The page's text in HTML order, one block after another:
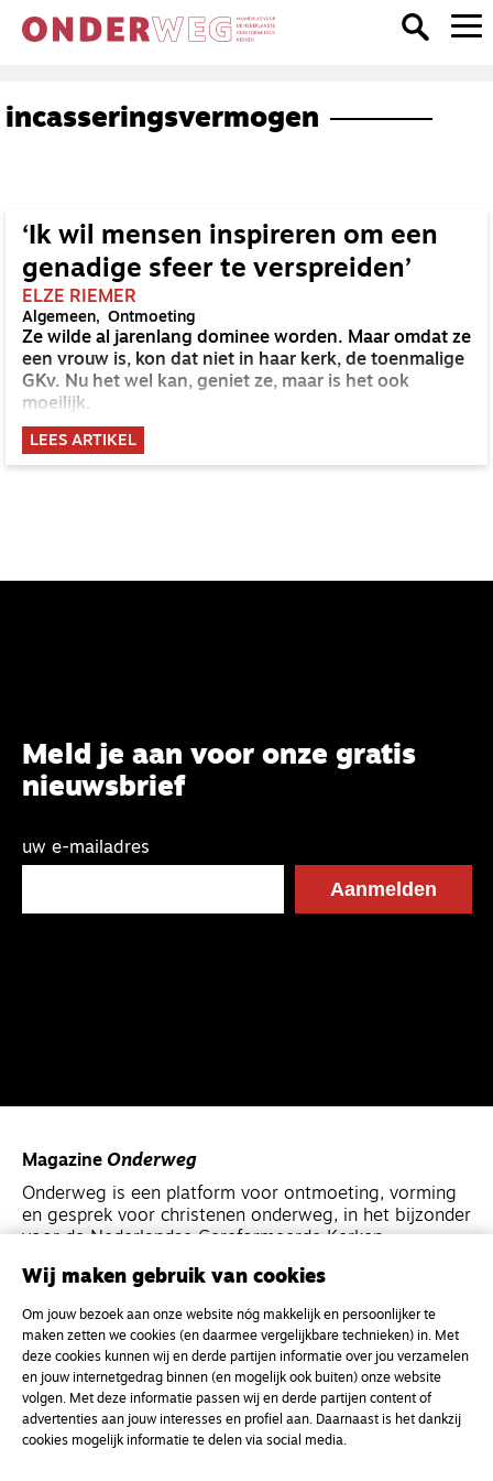
incasseringsvermogen
‘Ik wil mensen inspireren om een
genadige sfeer te verspreiden’
ELZE RIEMER
Algemeen Ontmoeting
Ze wilde al jarenlang dominee worden. Maar omdat ze
een vrouw is, kon dat niet in haar kerk, de toenmalige
GKv. Nu het wel kan, geniet ze, maar is het ook
moeilijk.
LEES ARTIKEL
Meld je aan voor onze gratis
nieuwsbrief
uw e-mailadres
Magazine Onderweg
Onderweg is een platform voor ontmoeting, vorming
en gesprek voor christenen onderweg, in het bijzonder
voor de Nederlandse Gereformeerde Kerken.
Kvk-nummer 33277063
NL46 INGB 0117 5827 86
info@onderwegonline.nl
Wij maken gebruik van cookies
Om jouw bezoek aan onze website nóg makkelijk en persoonlijker te
maken zetten we cookies (en daarmee vergelijkbare technieken) in. Met
deze cookies kunnen wij en derde partijen informatie over jou verzamelen
en jouw internetgedrag binnen (en mogelijk ook buiten) onze website
volgen. Met deze informatie passen wij en derde partijen content of
advertenties aan jouw interesses en profiel aan. Daarnaast is het dankzij
cookies mogelijk informatie te delen via social media.